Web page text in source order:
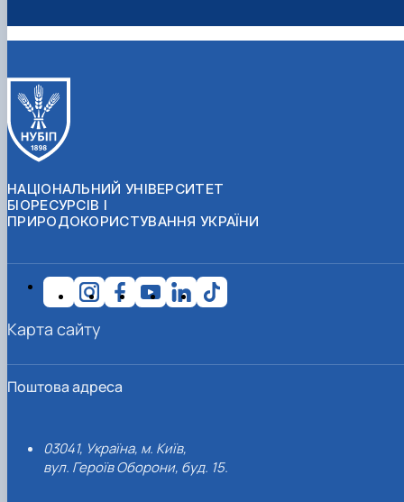
НАЦІОНАЛЬНИЙ УНІВЕРСИТЕТ
БІОРЕСУРСІВ І
ПРИРОДОКОРИСТУВАННЯ УКРАЇНИ
Поштова адреса
03041, Україна, м. Київ,
вул. Героїв Оборони, буд. 15.
Карта сайту